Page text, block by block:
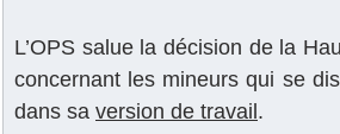
L’OPS salue la décision de la
concernant les mineurs qui se
dans sa version de travail.